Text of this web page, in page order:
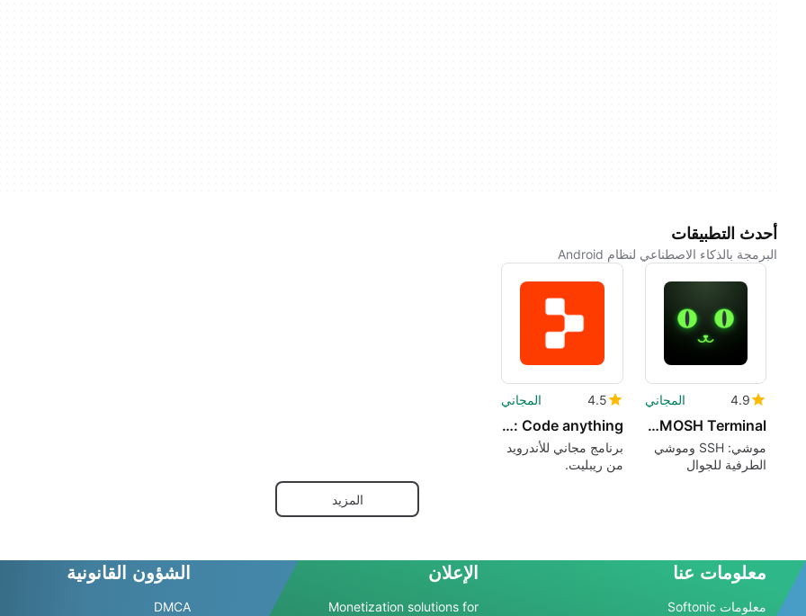
أحدث التطبيقات
البرمجة بالذكاء الاصطناعي لنظام Android
4.9 المجاني
Moshi: SSH & MOSH Terminal
موشي: SSH وموشي
الطرفية للجوال
4.5 المجاني
Replit: Code anything
برنامج مجاني للأندرويد
من ريبليت.
المزيد
معلومات عنا
معلومات Softonic
الإعلان
Monetization solutions for
الشؤون القانونية
DMCA